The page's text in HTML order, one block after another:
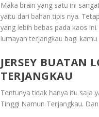
Maka brain yang satu ini
yaitu dari bahan tipis nya.
yang lebih bebas pada kaos
lumayan terjangkau bagi
JERSEY BUATAN
TERJANGKAU
Tentunya tidak hanya itu saja
Tinggi Namun Terjangkau.